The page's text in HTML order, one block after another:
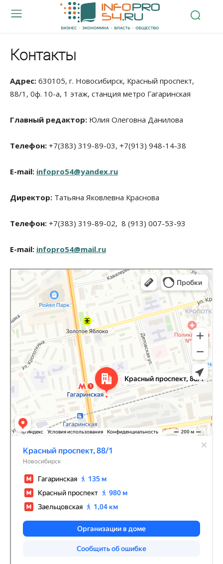
Контакты
Адрес: 630105, г. Новосибирск, Красный проспект,
88/1, 0ф. 10-а, 1 этаж, станция метро Гагаринская
Главный редактор: Юлия Олеговна Данилова
Телефон: +7(383) 319-89-03, +7(913) 948-14-38
E-mail: infopro54@yandex.ru
Директор: Татьяна Яковлевна Краснова
Телефон: +7(383) 319-89-02, 8 (913) 007-53-93
E-mail: infopro54@mail.ru